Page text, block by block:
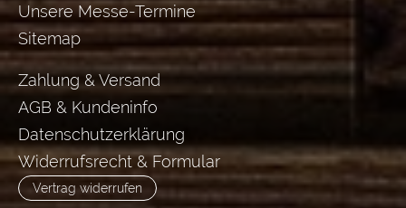
Unsere Messe-Termine
Sitemap
Zahlung & Versand
AGB & Kundeninfo
Datenschutzerklärung
Widerrufsrecht & Formular
Vertrag widerrufen